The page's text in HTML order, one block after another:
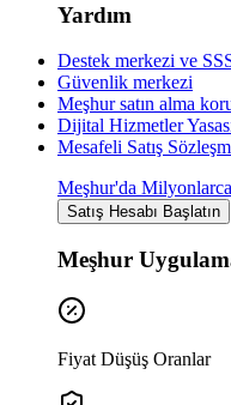
Yardım
Destek merkezi ve
Güvenlik merkezi
Meşhur satın alma
Dijital Hizmetler
Mesafeli Satış
Meşhur'da Milyonlarca
Satış Hesabı Başlatın
Meşhur
Fiyat Düşüş Oranlar